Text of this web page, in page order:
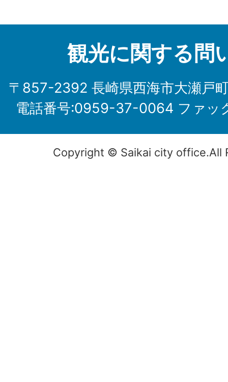
観光に関する問
〒857-2392 長崎県西海市大瀬戸
電話番号:0959-37-0064 ファ
Copyright © Saikai city office.All